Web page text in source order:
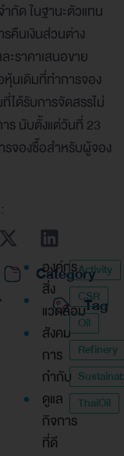
กัด ในฐานะตัวแทน
คืนเงินส่วนต่าง
ราคาเสนอขาย
นเดิมที่ทำการจอง
ได้รับการจัดสรรไม่
ร นับตั้งแต่วันที่ 23
รจองซื้อสำหรับผู้จอง
Category
องค์กร
สิ่ง
แวดล้อม
สังคม
การ
กำกับ
ดูแล
กิจการ
ที่ดี
Tag
Activity
CSR
Oil
Refinery
ThaiOil